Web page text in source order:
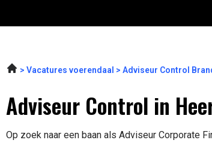
Vacatures voerendaal Adviseur Control
Adviseur Control in
Op zoek naar een baan als Adviseur Corporate